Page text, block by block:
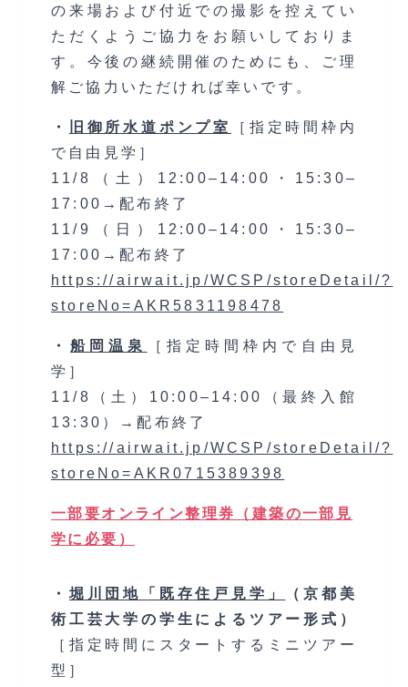
の来場および付近での撮影を控えてい
ただくようご協力をお願いしておりま
す。今後の継続開催のためにも、ご理
解ご協力いただければ幸いです。
・ 旧御所水道ポンプ室
［指定時間枠内
で自由見学］
11/8（土）12:00–14:00・15:30–
17:00→配布終了
11/9（日）12:00–14:00・15:30–
17:00→配布終了
https://airwait.jp/WCSP/storeDetail/?
storeNo=AKR5831198478
・船岡温泉
［指定時間枠内で自由見
学］
11/8（土）10:00–14:00（最終入館
13:30）→配布終了
https://airwait.jp/WCSP/storeDetail/?
storeNo=AKR0715389398
一部要オンライン整理券（建築の一部見
学に必要）
・ 堀川団地「既存住戸見学」
（京都美
術工芸大学の学生によるツアー形式）
［指定時間にスタートするミニツアー
型］